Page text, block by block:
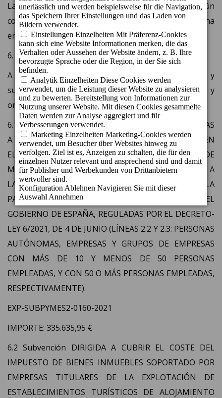
La entidad no ha suscrito en el último año ningún
convenio ni encomienda de gestión con ninguna
entidad pública.
6. AYUDAS Y SUBVENCIONES
A continuación, se detalla la lista de ayudas y
subvenciones recibidas a través de administraciones y
organismos públicos para el ejercicio indicado.
6.1 Subvención por LÍNEA COVID DE AYUDAS DIRECTAS
A PERSONAS AUTÓNOMAS Y EMPRESAS PREVISTA EN
EL TÍTULO I DEL REAL DECRETO-LEY 5/2021, DE 12 DE
MARZO, DE MEDIDAS EXTRAORDINARIAS DE APOYO A
LA SOLVENCIA EMPRESARIAL EN RESPUESTA A LA
PANDEMIA DE LA COVID-19, FINANCIADA POR EL
GOBIERNO DE ESPAÑA, REGULADAS POR EL DECRETO-
LEY 6/2021, DE 4 DE JUNIO (LÍNEAS 2.2 Y 2.3: PERSONAS
AUTÓNOMAS, EMPRESAS Y GRUPOS DE EMPRESAS
CON MÁS DE 10 Y MENOS DE 50 PERSONAS
EMPLEADAS, Y CON 50 O MÁS PERSONAS EMPLEADAS,
RESPECTIVAMENTE).
EXP-SUBPYMES2-0160-2021
IMPORTE: 335.635,95 €
6.2 Subvención DIRIGIDA A CUBRIR EL COSTE DEL
IMPUESTO DE BIENES INMUEBLES SOPORTADO POR
EMPRESAS TITULARES DE LA EXPLOTACIÓN DE
ESTABLECIMIENTOS TURÍSTICOS DE ALOJAMIENTO